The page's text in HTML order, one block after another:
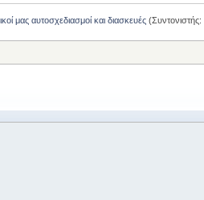
μας αυτοσχεδιασμοί και διασκευές(Συντονιστής: